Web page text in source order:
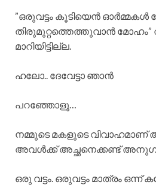
”ഒരുവട്ടം കൂടിയെൻ ഓർമ്മകൾ
തിരുമുറ്റത്തെത്തുവാൻ മോഹം”
മാറിയിട്ടില്ല.
ഹലോ.. ദേവേട്ടാ ഞാൻ
പറഞ്ഞോളൂ…
നമ്മുടെ മകളുടെ വിവാഹമാണ്
അവൾക്ക് അച്ഛനെക്കണ്ട്
ഒരു വട്ടം. ഒരുവട്ടം മാത്രം ഒന്ന്